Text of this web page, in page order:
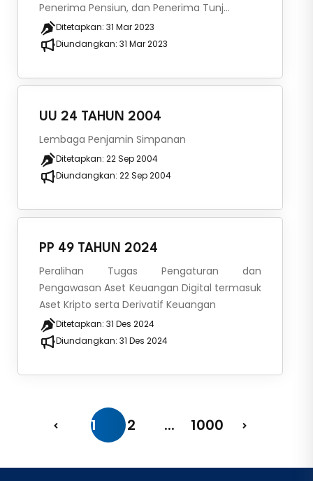
Penerima Pensiun, dan Penerima Tunj...
Ditetapkan: 31 Mar 2023
Diundangkan: 31 Mar 2023
UU 24 TAHUN 2004
Lembaga Penjamin Simpanan
Ditetapkan: 22 Sep 2004
Diundangkan: 22 Sep 2004
PP 49 TAHUN 2024
Peralihan Tugas Pengaturan dan
Pengawasan Aset Keuangan Digital termasuk
Aset Kripto serta Derivatif Keuangan
Ditetapkan: 31 Des 2024
Diundangkan: 31 Des 2024
1 2 ... 1000